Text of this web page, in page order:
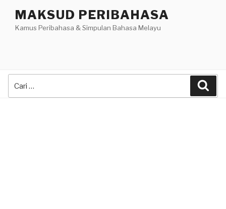
content
MAKSUD PERIBAHASA
Kamus Peribahasa & Simpulan Bahasa Melayu